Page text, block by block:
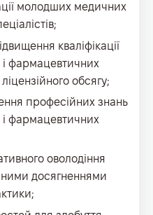
молодших медичних
кваліфікації
фармацевтичних
обсягу;
професійних знань
фармацевтичних
оволодіння
досягненнями